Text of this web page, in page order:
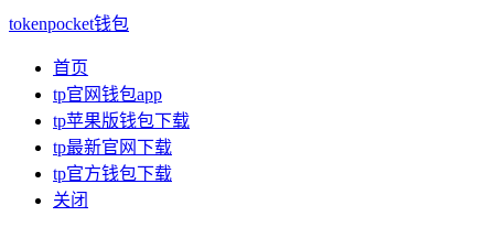
tokenpocket钱包
首页
tp官网钱包app
tp苹果版钱包下载
tp最新官网下载
tp官方钱包下载
关闭